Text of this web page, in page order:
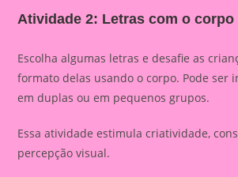
Atividade 2: Letras com o corpo
Escolha algumas letras e desafie as
formato delas usando o corpo. Pode ser
em duplas ou em pequenos grupos.
Essa atividade estimula criatividade,
percepção visual.